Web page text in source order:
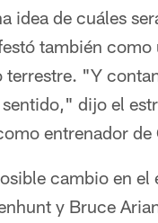
idea de cuáles
también
terrestre. "Y
dijo el
entrenador de
cambio en
y Bruce